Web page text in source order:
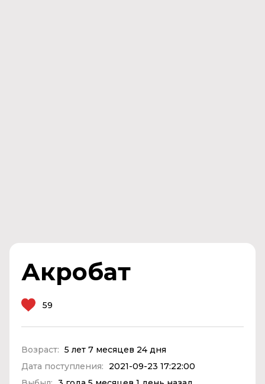
Акробат
59
Возраст: 5 лет 7 месяцев 24 дня
Дата поступления:
2021-09-23 17:22:00